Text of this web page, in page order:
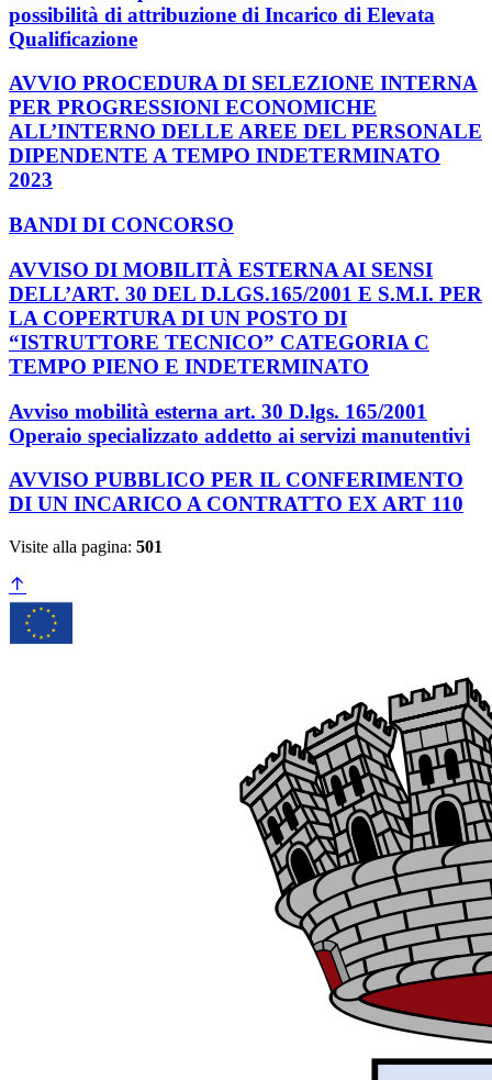
possibilità di attribuzione di Incarico di Elevata
Qualificazione
AVVIO PROCEDURA DI SELEZIONE INTERNA
PER PROGRESSIONI ECONOMICHE
ALL’INTERNO DELLE AREE DEL PERSONALE
DIPENDENTE A TEMPO INDETERMINATO
2023
BANDI DI CONCORSO
AVVISO DI MOBILITÀ ESTERNA AI SENSI
DELL’ART. 30 DEL D.LGS.165/2001 E S.M.I. PER
LA COPERTURA DI UN POSTO DI
“ISTRUTTORE TECNICO” CATEGORIA C
TEMPO PIENO E INDETERMINATO
Avviso mobilità esterna art. 30 D.lgs. 165/2001
Operaio specializzato addetto ai servizi manutentivi
AVVISO PUBBLICO PER IL CONFERIMENTO
DI UN INCARICO A CONTRATTO EX ART 110
Visite alla pagina: 501